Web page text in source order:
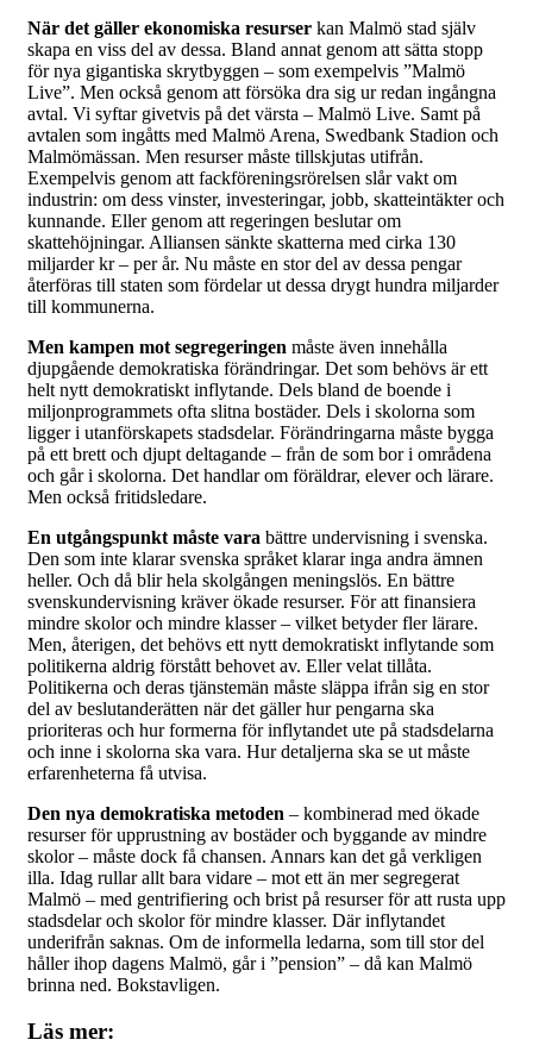
När det gäller ekonomiska resurser kan Malmö stad själv
skapa en viss del av dessa. Bland annat genom att sätta stopp
för nya gigantiska skrytbyggen – som exempelvis ”Malmö
Live”. Men också genom att försöka dra sig ur redan ingångna
avtal. Vi syftar givetvis på det värsta – Malmö Live. Samt på
avtalen som ingåtts med Malmö Arena, Swedbank Stadion och
Malmömässan. Men resurser måste tillskjutas utifrån.
Exempelvis genom att fackföreningsrörelsen slår vakt om
industrin: om dess vinster, investeringar, jobb, skatteintäkter och
kunnande. Eller genom att regeringen beslutar om
skattehöjningar. Alliansen sänkte skatterna med cirka 130
miljarder kr – per år. Nu måste en stor del av dessa pengar
återföras till staten som fördelar ut dessa drygt hundra miljarder
till kommunerna.
Men kampen mot segregeringen måste även innehålla
djupgående demokratiska förändringar. Det som behövs är ett
helt nytt demokratiskt inflytande. Dels bland de boende i
miljonprogrammets ofta slitna bostäder. Dels i skolorna som
ligger i utanförskapets stadsdelar. Förändringarna måste bygga
på ett brett och djupt deltagande – från de som bor i områdena
och går i skolorna. Det handlar om föräldrar, elever och lärare.
Men också fritidsledare.
En utgångspunkt måste vara bättre undervisning i svenska.
Den som inte klarar svenska språket klarar inga andra ämnen
heller. Och då blir hela skolgången meningslös. En bättre
svenskundervisning kräver ökade resurser. För att finansiera
mindre skolor och mindre klasser – vilket betyder fler lärare.
Men, återigen, det behövs ett nytt demokratiskt inflytande som
politikerna aldrig förstått behovet av. Eller velat tillåta.
Politikerna och deras tjänstemän måste släppa ifrån sig en stor
del av beslutanderätten när det gäller hur pengarna ska
prioriteras och hur formerna för inflytandet ute på stadsdelarna
och inne i skolorna ska vara. Hur detaljerna ska se ut måste
erfarenheterna få utvisa.
Den nya demokratiska metoden – kombinerad med ökade
resurser för upprustning av bostäder och byggande av mindre
skolor – måste dock få chansen. Annars kan det gå verkligen
illa. Idag rullar allt bara vidare – mot ett än mer segregerat
Malmö – med gentrifiering och brist på resurser för att rusta upp
stadsdelar och skolor för mindre klasser. Där inflytandet
underifrån saknas. Om de informella ledarna, som till stor del
håller ihop dagens Malmö, går i ”pension” – då kan Malmö
brinna ned. Bokstavligen.
Läs mer: